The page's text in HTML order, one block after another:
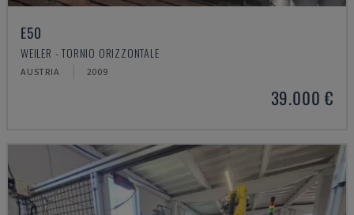
E50
WEILER - TORNIO ORIZZONTALE
AUSTRIA 2009
39.000 €